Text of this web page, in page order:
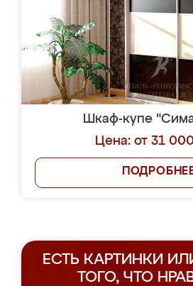
Шкаф-купе
Цена: от 31
ЕСТЬ КАРТИНКИ
ТОГО, ЧТО